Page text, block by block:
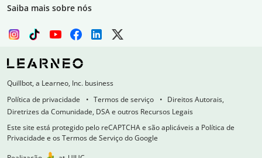
Saiba mais sobre nós
Quillbot, a Learneo, Inc. business
Política de privacidade
Termos de serviço
Direitos Autorais,
Diretrizes da Comunidade, DSA e outros Recursos Legais
Este site está protegido pelo reCAPTCHA e são aplicáveis a Política de
Privacidade e os Termos de Serviço do Google